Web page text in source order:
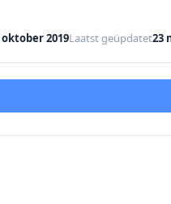
oktober 2019Laatst geüpdatet23